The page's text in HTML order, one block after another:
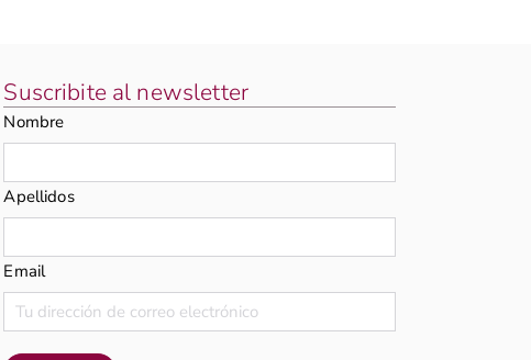
Suscribite al newsletter
Nombre
Apellidos
Email